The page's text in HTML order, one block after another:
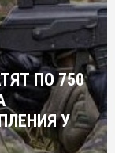
ПО 750
У